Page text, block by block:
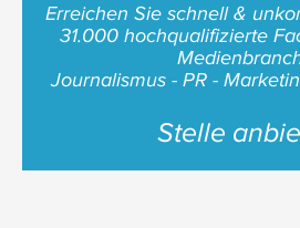
Erreichen Sie schnell &
31.000 hochqualifizierte
Journalismus - PR -
Stelle